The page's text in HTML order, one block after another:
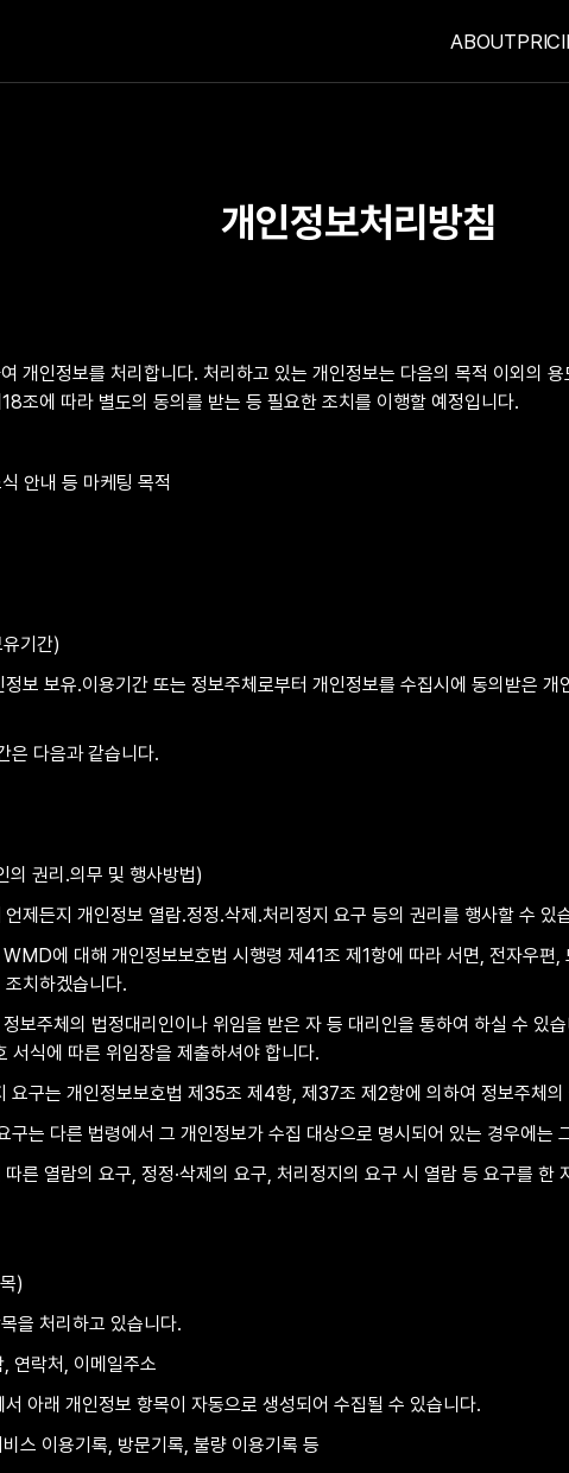
개인정보처리방침
개인정보를 처리합니다. 처리하고 있는 개인정보는 다음의 목적 이외의
조에 따라 별도의 동의를 받는 등 필요한 조치를 이행할 예정입니다.
안내 등 마케팅 목적
기간)
보유․이용기간 또는 정보주체로부터 개인정보를 수집시에 동의받은 개
은 다음과 같습니다.
권리․의무 및 행사방법)
든지 개인정보 열람․정정․삭제․처리정지 요구 등의 권리를 행사할 수 있
에 대해 개인정보보호법 시행령 제41조 제1항에 따라 서면, 전자우편
치하겠습니다.
보주체의 법정대리인이나 위임을 받은 자 등 대리인을 통하여 하실 수 있
식에 따른 위임장을 제출하셔야 합니다.
구는 개인정보보호법 제35조 제4항, 제37조 제2항에 의하여 정보주체의
는 다른 법령에서 그 개인정보가 수집 대상으로 명시되어 있는 경우에는
른 열람의 요구, 정정·삭제의 요구, 처리정지의 요구 시 열람 등 요구를 한
)
을 처리하고 있습니다.
연락처, 이메일주소
아래 개인정보 항목이 자동으로 생성되어 수집될 수 있습니다.
스 이용기록, 방문기록, 불량 이용기록 등
ABOUT